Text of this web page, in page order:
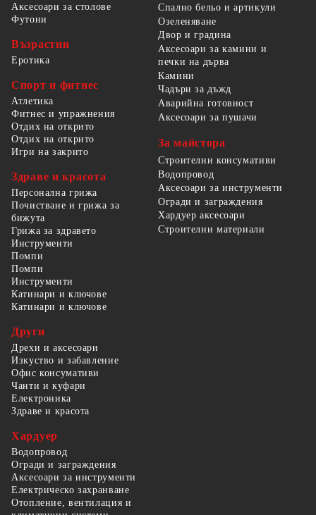
Аксесоари за столове
Футони
Възрастни
Еротика
Спорт и фитнес
Атлетика
Фитнес и упражнения
Отдих на открито
Отдих на открито
Игри на закрито
Здраве и красота
Персонална грижа
Почистване и грижа за
бижута
Грижа за здравето
Спално бельо и артикули
Озеленяване
Двор и градина
Аксесоари за камини и
печки на дърва
Камини
Чадъри за дъжд
Аварийна готовност
Аксесоари за пушачи
За майстора
Строителни консумативи
Водопровод
Аксесоари за инструменти
Огради и заграждения
Хардуер аксесоари
Строителни материали
Инструменти
Помпи
Помпи
Инструменти
Катинари и ключове
Катинари и ключове
Други
Дрехи и аксесоари
Изкуство и забавление
Офис консумативи
Чанти и куфари
Електроника
Здраве и красота
Хардуер
Водопровод
Огради и заграждения
Аксесоари за инструменти
Електрическо захранване
Отопление, вентилация и